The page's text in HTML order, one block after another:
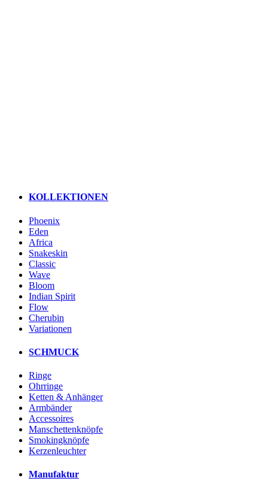
KOLLEKTIONEN
Phoenix
Eden
Africa
Snakeskin
Classic
Wave
Bloom
Indian Spirit
Flow
Cherubin
Variationen
SCHMUCK
Ringe
Ohrringe
Ketten & Anhänger
Armbänder
Accessoires
Manschettenknöpfe
Smokingknöpfe
Kerzenleuchter
Manufaktur